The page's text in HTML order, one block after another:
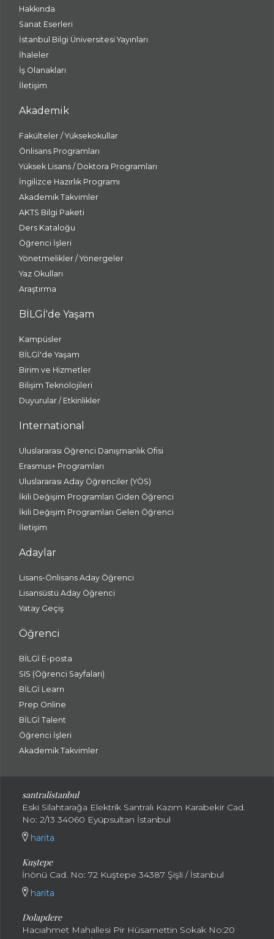
Hakkında
Sanat Eserleri
İstanbul Bilgi Üniversitesi Yayınları
İhaleler
İş Olanakları
İletişim
Akademik
Fakülteler / Yüksekokullar
Önlisans Programları
Yüksek Lisans / Doktora Programları
İngilizce Hazırlık Programı
Akademik Takvimler
AKTS Bilgi Paketi
Ders Kataloğu
Öğrenci İşleri
Yönetmelikler / Yönergeler
Yaz Okulları
Araştırma
BİLGİ'de Yaşam
Kampüsler
BİLGİ'de Yaşam
Birim ve Hizmetler
Bilişim Teknolojileri
Duyurular / Etkinlikler
International
Uluslararası Öğrenci Danışmanlık Ofisi
Erasmus+ Programları
Uluslararası Aday Öğrenciler (YÖS)
İkili Değişim Programları Giden Öğrenci
İkili Değişim Programları Gelen Öğrenci
İletişim
Adaylar
Lisans-Önlisans Aday Öğrenci
Lisansüstü Aday Öğrenci
Yatay Geçiş
Öğrenci
BİLGİ E-posta
SIS (Öğrenci Sayfaları)
BİLGİ Learn
Prep Online
BİLGİ Talent
Öğrenci İşleri
Akademik Takvimler
santralistanbul
Eski Silahtarağa Elektrik Santralı Kazım Karabekir Cad.
No: 2/13 34060 Eyüpsultan İstanbul
harita
Kuştepe
İnönü Cad. No: 72 Kuştepe 34387 Şişli / İstanbul
harita
Dolapdere
Hacıahmet Mahallesi Pir Hüsamettin Sokak No:20